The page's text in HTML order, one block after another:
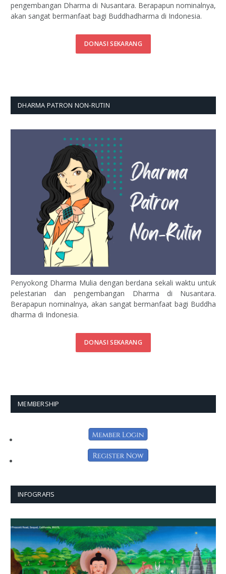
pengembangan Dharma di Nusantara. Berapapun nominalnya,
akan sangat bermanfaat bagi Buddhadharma di Indonesia.
DONASI SEKARANG
DHARMA PATRON NON-RUTIN
Penyokong Dharma Mulia dengan berdana sekali waktu untuk
pelestarian dan pengembangan Dharma di Nusantara.
Berapapun nominalnya, akan sangat bermanfaat bagi Buddha
dharma di Indonesia.
DONASI SEKARANG
MEMBERSHIP
INFOGRAFIS